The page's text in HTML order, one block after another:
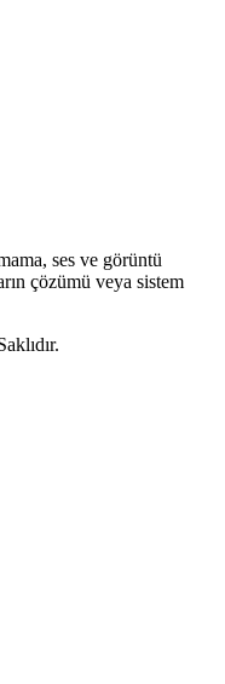
ses ve görüntü
çözümü veya sistem